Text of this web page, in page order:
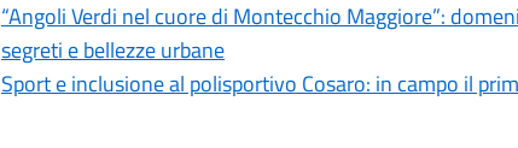
“Angoli Verdi nel cuore di Montecchio Maggiore”:
segreti e bellezze urbane
Sport e inclusione al polisportivo Cosaro: in campo il